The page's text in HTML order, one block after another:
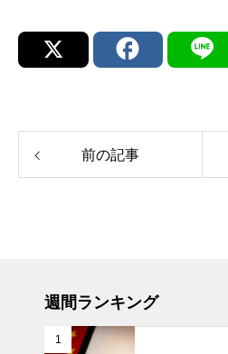
前の記事
週間ランキング
1